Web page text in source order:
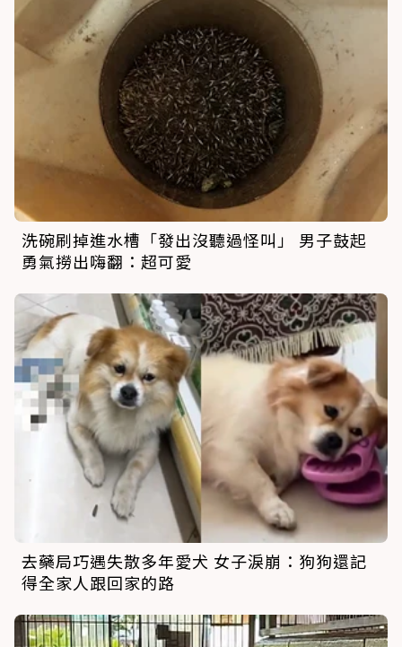
洗碗刷掉進水槽「發出沒聽過怪叫」 男子鼓起
勇氣撈出嗨翻：超可愛
去藥局巧遇失散多年愛犬 女子淚崩：狗狗還記
得全家人跟回家的路